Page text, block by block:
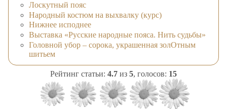
Лоскутный пояс
Народный костюм на выхвалку (курс)
Нижнее исподнее
Выставка «Русские народные пояса. Нить судьбы»
Головной убор – сорока, украшенная золОтным
шитьем
Рейтинг статьи: 4.7 из 5, голосов: 15